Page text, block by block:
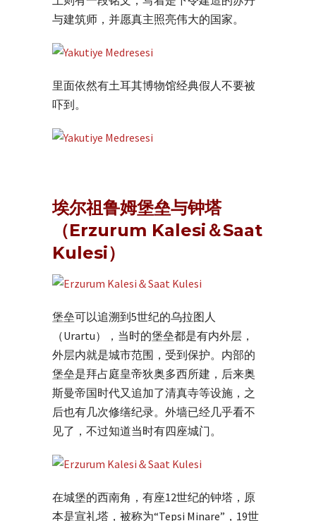
与建筑师，并愿真主照亮伟大的国家。
里面依然有土耳其博物馆经典假人不要被
吓到。
埃尔祖鲁姆堡垒与钟塔
（Erzurum Kalesi＆Saat
Kulesi）
堡垒可以追溯到5世纪的乌拉图人
（Urartu），当时的堡垒都是有内外层，
外层内就是城市范围，受到保护。内部的
堡垒是拜占庭皇帝狄奥多西所建，后来奥
斯曼帝国时代又追加了清真寺等设施，之
后也有几次修缮纪录。外墙已经几乎看不
见了，不过知道当时有四座城门。
在城堡的西南角，有座12世纪的钟塔，原
本是宣礼塔，被称为“Tepsi Minare”，19世